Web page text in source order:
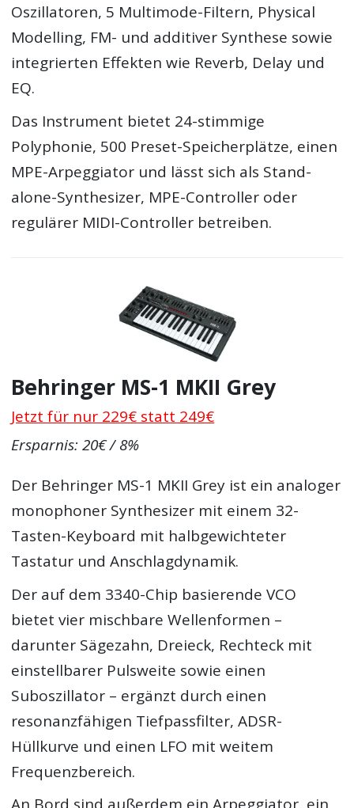
Oszillatoren, 5 Multimode-Filtern, Physical
Modelling, FM- und additiver Synthese sowie
integrierten Effekten wie Reverb, Delay und
EQ.
Das Instrument bietet 24-stimmige
Polyphonie, 500 Preset-Speicherplätze, einen
MPE-Arpeggiator und lässt sich als Stand-
alone-Synthesizer, MPE-Controller oder
regulärer MIDI-Controller betreiben.
Behringer MS-1 MKII Grey
Jetzt für nur 229€ statt 249€
Ersparnis: 20€ / 8%
Der Behringer MS-1 MKII Grey ist ein analoger
monophoner Synthesizer mit einem 32-
Tasten-Keyboard mit halbgewichteter
Tastatur und Anschlagdynamik.
Der auf dem 3340-Chip basierende VCO
bietet vier mischbare Wellenformen –
darunter Sägezahn, Dreieck, Rechteck mit
einstellbarer Pulsweite sowie einen
Suboszillator – ergänzt durch einen
resonanzfähigen Tiefpassfilter, ADSR-
Hüllkurve und einen LFO mit weitem
Frequenzbereich.